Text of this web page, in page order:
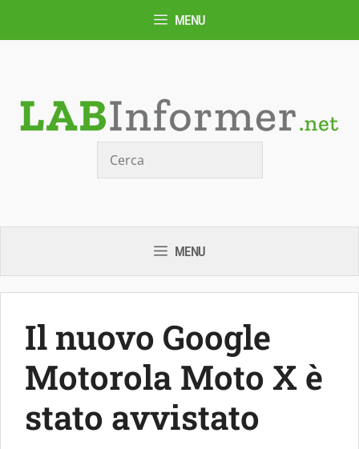
MENU
MENU
Il nuovo Google
Motorola Moto X è
stato avvistato